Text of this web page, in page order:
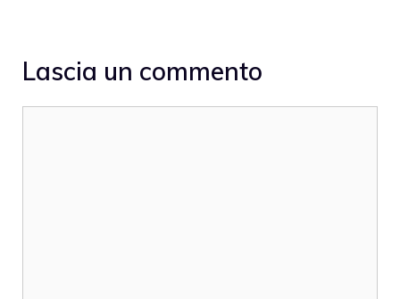
Lascia un commento